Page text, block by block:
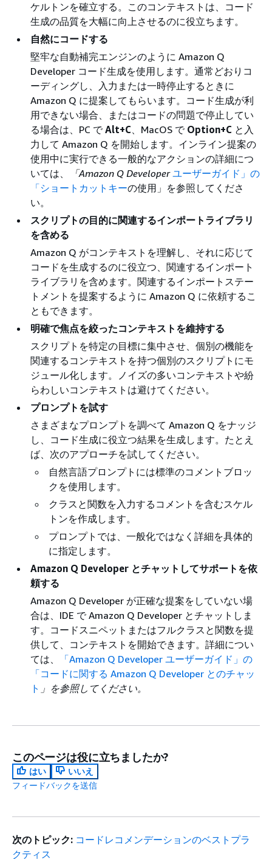
ケルトンを確立する。このコンテキストは、コード
生成の品質を大幅に向上させるのに役立ちます。
自然にコードする
堅牢な自動補完エンジンのように Amazon Q
Developer コード生成を使用します。通常どおりコ
ーディングし、入力または一時停止するときに
Amazon Q に提案してもらいます。コード生成が利
用できない場合、またはコードの問題で停止してい
る場合は、PC でAlt+C、MacOS で Option+C と入
力して Amazon Q を開始します。インライン提案の
使用中に実行できる一般的なアクションの詳細につ
いては、
「Amazon Q Developer ユーザーガイド」の
「ショートカットキーの使用」を参照してくださ
い。
スクリプトの目的に関連するインポートライブラリ
を含める
Amazon Q がコンテキストを理解し、それに応じて
コードを生成するのに役立つ、関連するインポート
ライブラリを含めます。関連するインポートステー
トメントを提案するように Amazon Q に依頼するこ
ともできます。
明確で焦点を絞ったコンテキストを維持する
スクリプトを特定の目標に集中させ、個別の機能を
関連するコンテキストを持つ個別のスクリプトにモ
ジュール化します。ノイズの多いコンテキストや紛
らわしいコンテキストは避けてください。
プロンプトを試す
さまざまなプロンプトを調べて Amazon Q をナッジ
し、コード生成に役立つ結果を生成します。たとえ
ば、次のアプローチを試してください。
自然言語プロンプトには標準のコメントブロッ
クを使用します。
クラスと関数を入力するコメントを含むスケル
トンを作成します。
プロンプトでは、一般化ではなく詳細を具体的
に指定します。
Amazon Q Developer とチャットしてサポートを依
頼する
Amazon Q Developer が正確な提案をしていない場
合は、IDE で Amazon Q Developer とチャットしま
す。コードスニペットまたはフルクラスと関数を提
供して、コンテキストを開始できます。詳細につい
ては、
「Amazon Q Developer ユーザーガイド」の
「コードに関する Amazon Q Developer とのチャッ
ト 」を参照してください。
このページは役に立ちましたか?
はい
いいえ
フィードバックを送信
次のトピック: コードレコメンデーションのベストプラ
クティス